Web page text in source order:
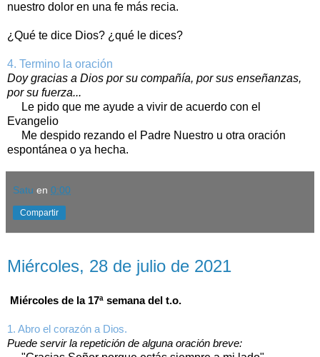
nuestro dolor en una fe más recia.
¿Qué te dice Dios? ¿qué le dices?
4. Termino la oración
Doy gracias a Dios por su compañía, por sus enseñanzas,
por su fuerza...
Le pido que me ayude a vivir de acuerdo con el
Evangelio
Me despido rezando el Padre Nuestro u otra oración
espontánea o ya hecha.
Satu en 0:00
Compartir
Miércoles, 28 de julio de 2021
Miércoles de la 17ª semana del t.o.
1. Abro el corazón a Dios.
Puede servir la repetición de alguna oración breve: